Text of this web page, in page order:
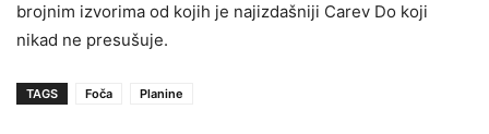
brojnim izvorima od kojih je najizdašniji Carev Do koji
nikad ne presušuje.
TAGS Foča Planine